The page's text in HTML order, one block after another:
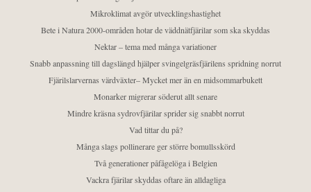
Mikroklimat avgör utvecklingshastighet
Bete i Natura 2000-områden hotar de väddnätfjärilar som ska skyddas
Nektar – tema med många variationer
Snabb anpassning till dagslängd hjälper svingelgräsfjärilens spridning norrut
Fjärilslarvernas värdväxter– Mycket mer än en midsommarbukett
Monarker migrerar söderut allt senare
Mindre kräsna sydrovfjärilar sprider sig snabbt norrut
Vad tittar du på?
Många slags pollinerare ger större bomullsskörd
Två generationer påfågelöga i Belgien
Vackra fjärilar skyddas oftare än alldagliga